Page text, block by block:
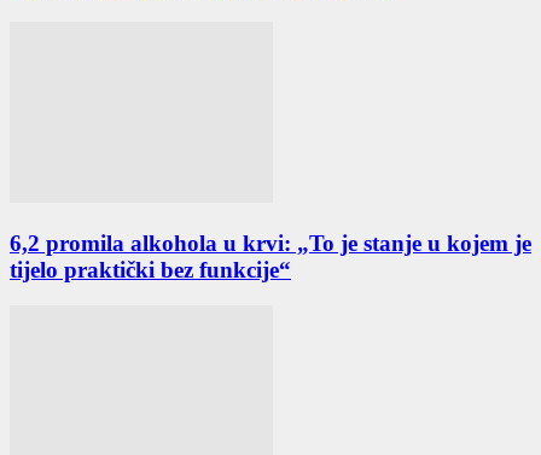
6,2 promila alkohola u krvi: „To je stanje u kojem je
tijelo praktički bez funkcije“